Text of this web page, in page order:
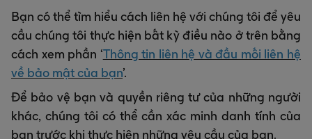
Bạn có thể tìm hiểu cách liên hệ với chúng tôi để yêu
cầu chúng tôi thực hiện bất kỳ điều nào ở trên bằng
cách xem phần ‘Thông tin liên hệ và đầu mối liên hệ
về bảo mật của bạn’.
Để bảo vệ bạn và quyền riêng tư của những người
khác, chúng tôi có thể cần xác minh danh tính của
bạn trước khi thực hiện những yêu cầu của bạn.